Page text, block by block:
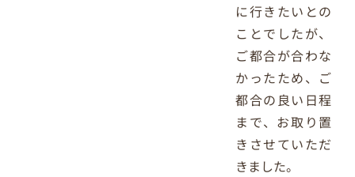
に行きたいとの
ことでしたが、
ご都合が合わな
かったため、ご
都合の良い日程
まで、お取り置
きさせていただ
きました。